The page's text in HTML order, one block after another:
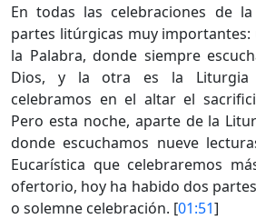
En todas las celebraciones de
partes litúrgicas muy importantes:
la Palabra, donde siempre
Dios, y la otra es la Liturgia
celebramos en el altar el
Pero esta noche, aparte de la
donde escuchamos nueve
Eucarística que celebraremos
ofertorio, hoy ha habido dos
o solemne celebración. [01:51]